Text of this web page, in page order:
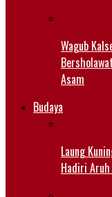
Wagub
Asam
Budaya
Laung
Hadiri Aruh